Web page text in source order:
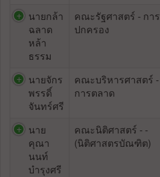
นายกล้า
ฉลาด
หล้า
ธรรม
คณะรัฐศาสตร์ - การ
ปกครอง
นายจักร
พรรดิ์
จันทร์ศรี
คณะบริหารศาสตร์ -
การตลาด
นาย
คุณา
นนท์
บำรุงศรี
คณะนิติศาสตร์ - -
(นิติศาสตรบัณฑิต)